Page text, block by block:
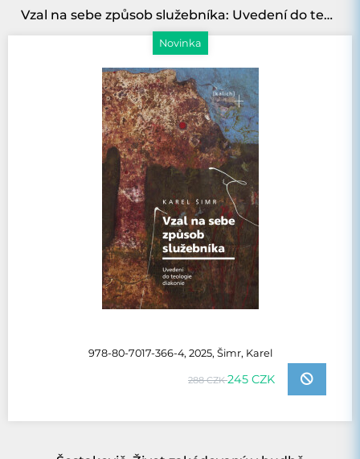
Novinka
Vzal na sebe způsob služebníka: Uvedení do teologie diakonie
978-80-7017-366-4, 2025, Šimr, Karel
288 CZK245 CZK